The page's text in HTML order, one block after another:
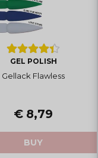
GEL POLISH
Gellack Flawless
€ 8,79
BUY